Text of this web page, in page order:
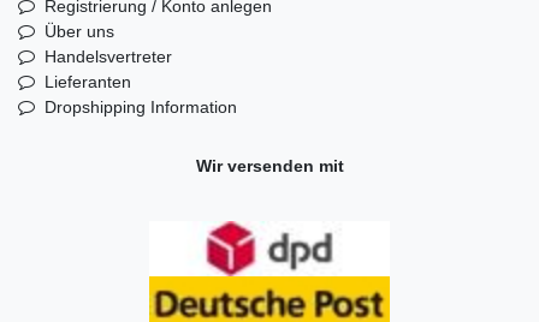
Registrierung / Konto anlegen
Über uns
Handelsvertreter
Lieferanten
Dropshipping Information
Wir versenden mit